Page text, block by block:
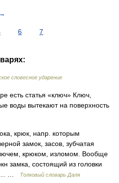
→
6 7
словесное ударение
есть статья «ключ» Ключ,
воды вытекают на поверхность
крюк, напр. которым
замок, засов, зубчатая
крюком, изломом. Вообще
замка, состоящий из головки
…
Толковый словарь Даля